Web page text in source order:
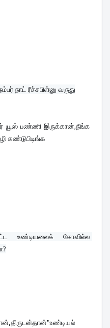
நாட் ரீச்சபிள்னு வருது
யூஸ் பண்ணி இருக்கான்,நீங்க
கண்டுபிடிங்க
உண்டியலைக் கோவில்ல